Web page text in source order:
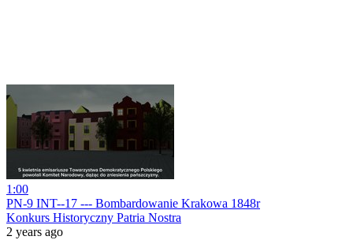
1:00
PN-9 INT--17 --- Bombardowanie Krakowa 1848r
Konkurs Historyczny Patria Nostra
2 years ago